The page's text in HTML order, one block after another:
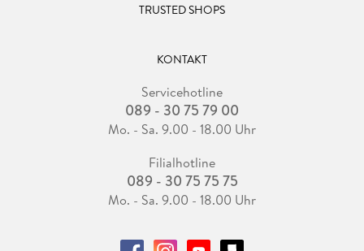
TRUSTED SHOPS
KONTAKT
Servicehotline
089 - 30 75 79 00
Mo. - Sa. 9.00 - 18.00 Uhr
Filialhotline
089 - 30 75 75 75
Mo. - Sa. 9.00 - 18.00 Uhr